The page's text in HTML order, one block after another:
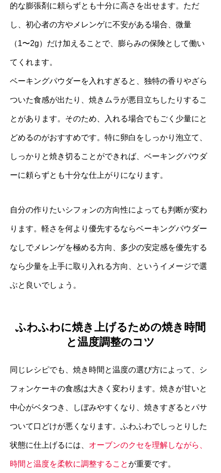
的な膨張剤に頼らずとも十分に高さを出せます。ただ
し、初心者の方やメレンゲに不安がある場合、微量
（1〜2g）だけ加えることで、膨らみの保険として働い
てくれます。
ベーキングパウダーを入れすぎると、独特の香りやざら
ついた食感が出たり、焼きムラが悪目立ちしたりするこ
とがあります。そのため、入れる場合でもごく少量にと
どめるのがおすすめです。特に卵白をしっかり泡立て、
しっかりと焼き切ることができれば、ベーキングパウダ
ーに頼らずとも十分な仕上がりになります。
自分の作りたいシフォンの方向性によっても判断が変わ
ります。軽さを何より優先するならベーキングパウダー
なしでメレンゲを極める方向、多少の安定感を優先する
なら少量を上手に取り入れる方向、というイメージで選
ぶと良いでしょう。
ふわふわに焼き上げるための焼き時間
と温度調整のコツ
同じレシピでも、焼き時間と温度の選び方によって、シ
フォンケーキの食感は大きく変わります。焼きが甘いと
中心がベタつき、しぼみやすくなり、焼きすぎるとパサ
ついて口どけが悪くなります。ふわふわでしっとりした
状態に仕上げるには、 オーブンのクセを理解しながら、
時間と温度を柔軟に調整すること が重要です。